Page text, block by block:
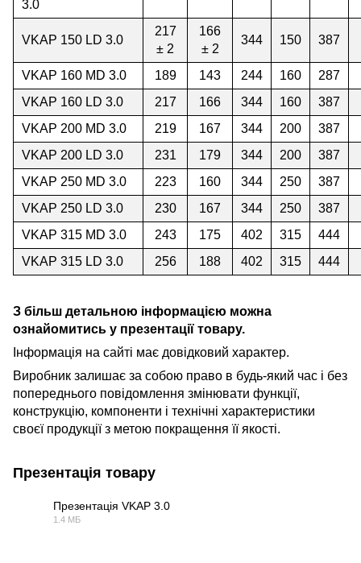
3.0
VKAP 150 LD 3.0
217
± 2
166
± 2
344 150 387
VKAP 160 MD 3.0 189 143 244 160
287
VKAP 160 LD 3.0
217 166 344 160
387
VKAP 200 MD 3.0
219 167 344 200
387
VKAP 200 LD 3.0
231 179 344 200
387
VKAP 250 MD 3.0
223 160 344 250
387
VKAP 250 LD 3.0
230 167 344 250
387
VKAP 315 MD 3.0
243 175 402 315
444
VKAP 315 LD 3.0
256 188 402 315 444
З більш детальною інформацією можна
ознайомитись у презентації товару.
Інформація на сайті має довідковий характер.
Виробник залишає за собою право в будь-який час і без
попереднього повідомлення змінювати функції,
конструкцію, компоненти і технічні характеристики
своєї продукції з метою покращення її якості.
Презентація товару
Презентація VKAP 3.0
1.4 МБ